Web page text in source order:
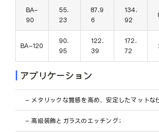
BA-
90
55.
23
87.9
6
134.
92
BA-120
90.
95
122.
39
172.
72
アプリケーション
- メタリックな質感を高め、安定したマットな
- 高級装飾とガラスのエッチング；